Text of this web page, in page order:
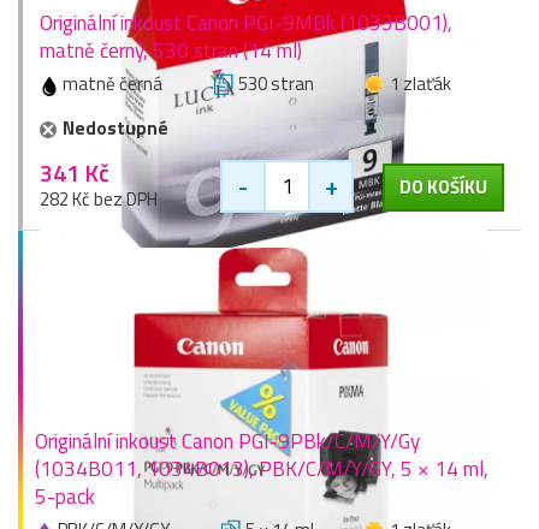
Originální inkoust Canon PGI-9MBk (1033B001),
matně černý, 530 stran (14 ml)
matně černá 530 stran
1 zlaťák
Nedostupné
341 Kč
282 Kč bez DPH - + DO KOŠÍKU
Originální inkoust Canon PGI-9PBk/C/M/Y/Gy
(1034B011, 1034B013), PBK/C/M/Y/GY, 5 × 14 ml,
5-pack